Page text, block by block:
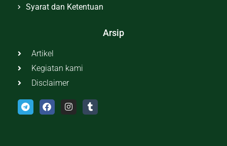
Syarat dan Ketentuan
Arsip
Artikel
Kegiatan kami
Disclaimer